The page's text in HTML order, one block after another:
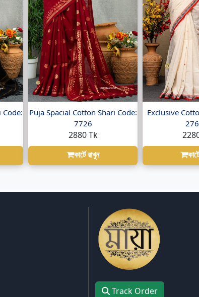
Code:
Puja Spacial Cotton Shari Code:
7726
2880 Tk
কার্টে রাখুন
Exclusive
Track Order